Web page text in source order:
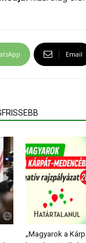
Email
„Magyarok a